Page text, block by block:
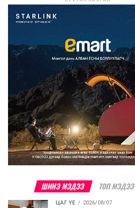
ШИНЭ МЭДЭЭ ТОП МЭДЭЭ
ЦАГ ҮЕ 2026/08/07